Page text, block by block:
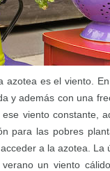
azotea es el viento.
y además con una
viento constante,
para las pobres
a la azotea.
un viento